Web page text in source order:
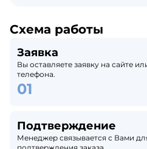
Схема работы
Заявка
Вы оставляете заявку на сайте
телефона.
Подтверждение
Менеджер связывается с Вами